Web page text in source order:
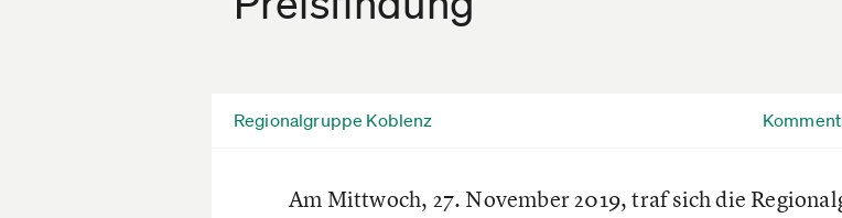
Regionalgruppe Koblenz
Am Mittwoch, 27. November 2019, traf sich die